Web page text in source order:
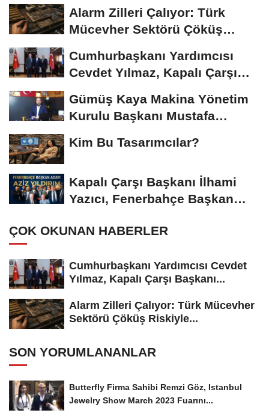
Alarm Zilleri Çalıyor: Türk
Mücevher Sektörü Çöküş
Cumhurbaşkanı Yardımcısı
Cevdet Yılmaz, Kapalı Çarşı
Gümüş Kaya Makina Yönetim
Kurulu Başkanı Mustafa
Kim Bu Tasarımcılar?
Kapalı Çarşı Başkanı İlhami
Yazıcı, Fenerbahçe Başkan
ÇOK OKUNAN HABERLER
Cumhurbaşkanı Yardımcısı Cevdet
Yılmaz, Kapalı Çarşı Başkanı...
Alarm Zilleri Çalıyor: Türk Mücevher
Sektörü Çöküş Riskiyle...
SON YORUMLANANLAR
Butterfly Firma Sahibi Remzi Göz, Istanbul
Jewelry Show March 2023 Fuarını...